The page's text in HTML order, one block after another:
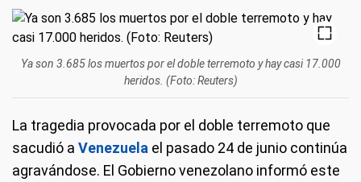
Ya son 3.685 los muertos por el doble terremoto y hay casi 17.000
heridos. (Foto: Reuters)
La tragedia provocada por el doble terremoto que
sacudió a Venezuela el pasado 24 de junio continúa
agravándose. El Gobierno venezolano informó este